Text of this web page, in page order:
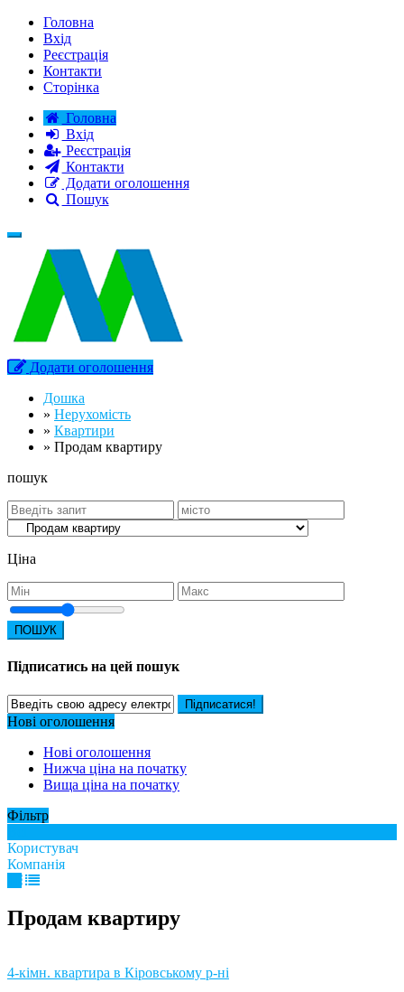
Головна
Вхід
Реєстрація
Контакти
Сторінка
Головна
Вхід
Реєстрація
Контакти
Додати оголошення
Пошук
Додати оголошення
Дошка
» Нерухомість
» Квартири
» Продам квартиру
пошук
Ціна
ПОШУК
Підписатись на цей пошук
Підписатися!
Нові оголошення
Нові оголошення
Нижча ціна на початку
Вища ціна на початку
Фільтр
Користувач
Компанія
Продам квартиру
4-кімн. квартира в Кіровському р-ні